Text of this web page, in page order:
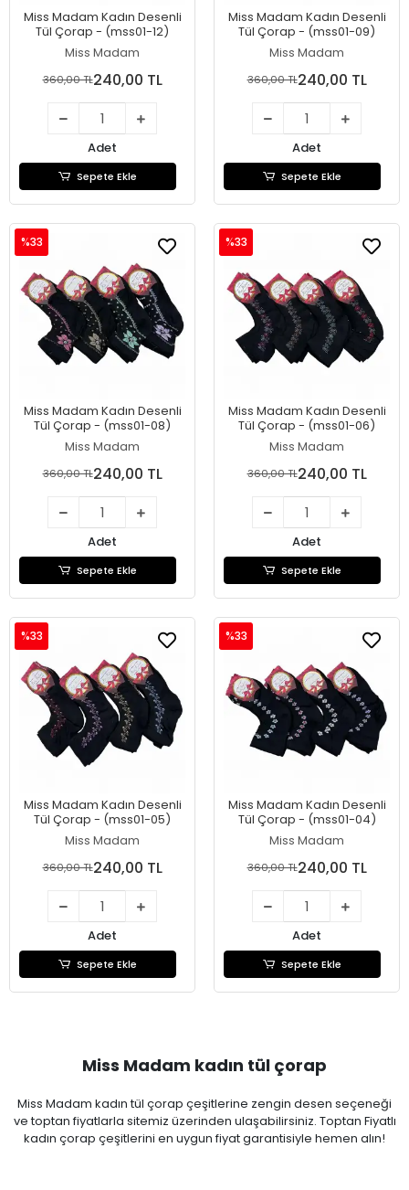
Miss Madam Kadın Desenli
Tül Çorap - (mss01-12)
Miss Madam
360,00 TL240,00 TL
Adet
Sepete Ekle
Miss Madam Kadın Desenli
Tül Çorap - (mss01-09)
Miss Madam
360,00 TL240,00 TL
Adet
Sepete Ekle
Miss Madam Kadın Desenli
Tül Çorap - (mss01-08)
Miss Madam
%33
360,00 TL240,00 TL
Adet
Sepete Ekle
Miss Madam Kadın Desenli
Tül Çorap - (mss01-06)
Miss Madam
%33
360,00 TL240,00 TL
Adet
Sepete Ekle
Miss Madam Kadın Desenli
Tül Çorap - (mss01-05)
Miss Madam
%33
360,00 TL240,00 TL
Adet
Sepete Ekle
Miss Madam Kadın Desenli
Tül Çorap - (mss01-04)
Miss Madam
%33
360,00 TL240,00 TL
Adet
Sepete Ekle
Miss Madam kadın tül çorap
Miss Madam kadın tül çorap çeşitlerine zengin desen seçeneği
ve toptan fiyatlarla sitemiz üzerinden ulaşabilirsiniz. Toptan Fiyatlı
kadın çorap çeşitlerini en uygun fiyat garantisiyle hemen alın!